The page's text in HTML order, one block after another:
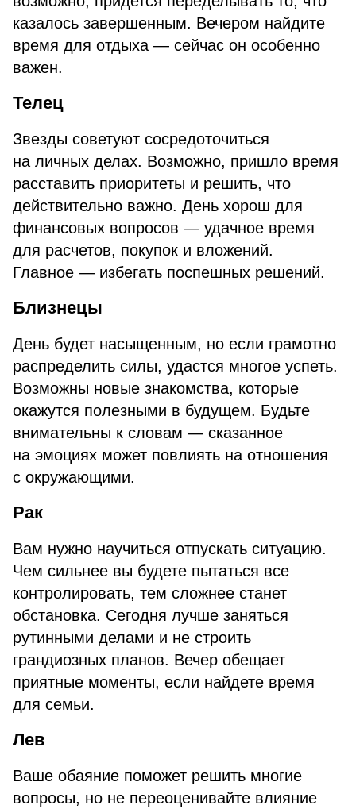
казалось завершенным. Вечером найдите
время для отдыха — сейчас он особенно
важен.
Телец
Звезды советуют сосредоточиться
на личных делах. Возможно, пришло время
расставить приоритеты и решить, что
действительно важно. День хорош для
финансовых вопросов — удачное время
для расчетов, покупок и вложений.
Главное — избегать поспешных решений.
Близнецы
День будет насыщенным, но если грамотно
распределить силы, удастся многое успеть.
Возможны новые знакомства, которые
окажутся полезными в будущем. Будьте
внимательны к словам — сказанное
на эмоциях может повлиять на отношения
с окружающими.
Рак
Вам нужно научиться отпускать ситуацию.
Чем сильнее вы будете пытаться все
контролировать, тем сложнее станет
обстановка. Сегодня лучше заняться
рутинными делами и не строить
грандиозных планов. Вечер обещает
приятные моменты, если найдете время
для семьи.
Лев
Ваше обаяние поможет решить многие
вопросы, но не переоценивайте влияние